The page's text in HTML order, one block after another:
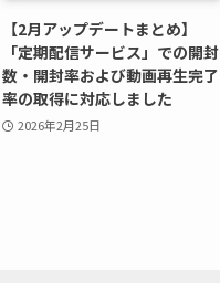
【2月アップデートまとめ】
「定期配信サービス」での開封
数・開封率および動画再生完了
率の取得に対応しました
2026年2月25日